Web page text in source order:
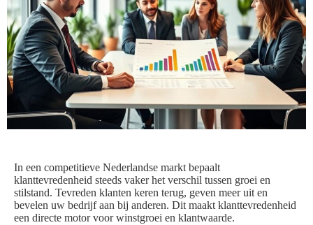
In een competitieve Nederlandse markt bepaalt
klanttevredenheid steeds vaker het verschil tussen groei en
stilstand. Tevreden klanten keren terug, geven meer uit en
bevelen uw bedrijf aan bij anderen. Dit maakt klanttevredenheid
een directe motor voor winstgroei en klantwaarde.